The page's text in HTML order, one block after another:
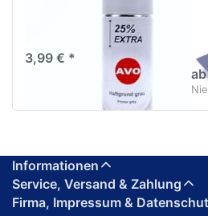
3,99 € *
Informationen
Service, Versand & Zahlung
Firma, Impressum &